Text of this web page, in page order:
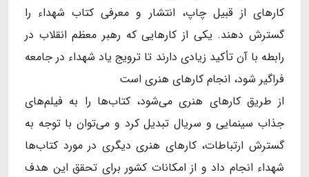
کارهای از قبیل چاپ، انتشار و معرفی کتاب شهداء را
گسترش دهند. یکی از کارهایی که رهبر معظم انقلاب در
رابطه ‌با آن تأکید زیادی دارند تا ترویج یاد شهداء در جامعه
فراگیر شود، انجام کارهای هنری است
از طریق کارهای هنری می‌شود، کتاب‌ها را به فیلم‌های
جذاب سینمایی و سریال تبدیل کرد و می‌توان با توجه ‌به
گسترش ارتباطات، کارهای هنری دیگری در مورد کتاب‌ها
شهداء انجام داد و از امکانات کشور برای تحقق این هدف